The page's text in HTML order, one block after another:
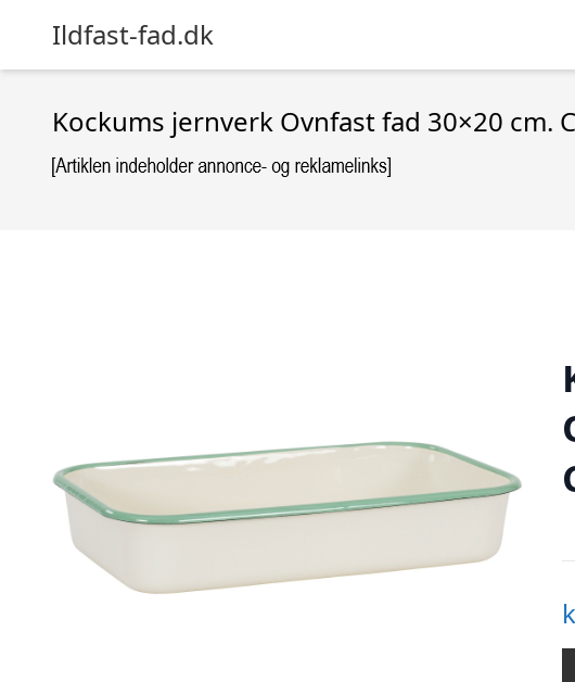
Ildfast-fad.dk
Kockums jernverk Ovnfast fad 30×20 cm.